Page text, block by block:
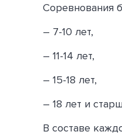
Соревнования
– 7-10 лет,
– 11-14 лет,
– 15-18 лет,
– 18 лет и
В составе